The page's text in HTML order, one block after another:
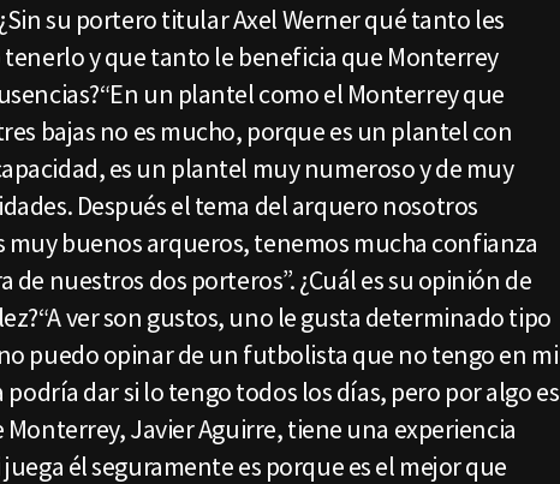
su portero titular Axel Werner qué tanto les
y que tanto le beneficia que Monterrey
un plantel como el Monterrey que
bajas no es mucho, porque es un plantel con
es un plantel muy numeroso y de muy
Después el tema del arquero nosotros
muy buenos arqueros, tenemos mucha confianza
de nuestros dos porteros”. ¿Cuál es su opinión de
ver son gustos, uno le gusta determinado tipo
puedo opinar de un futbolista que no tengo en mi
podría dar si lo tengo todos los días, pero por algo es
Javier Aguirre, tiene una experiencia
él seguramente es porque es el mejor que